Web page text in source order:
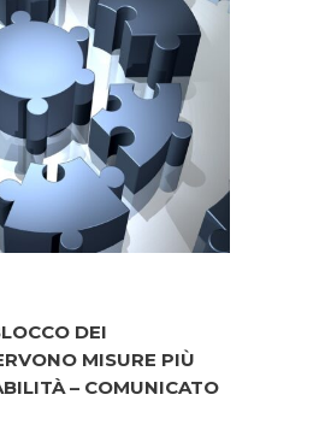
DEI
MISURE PIÙ
– COMUNICATO